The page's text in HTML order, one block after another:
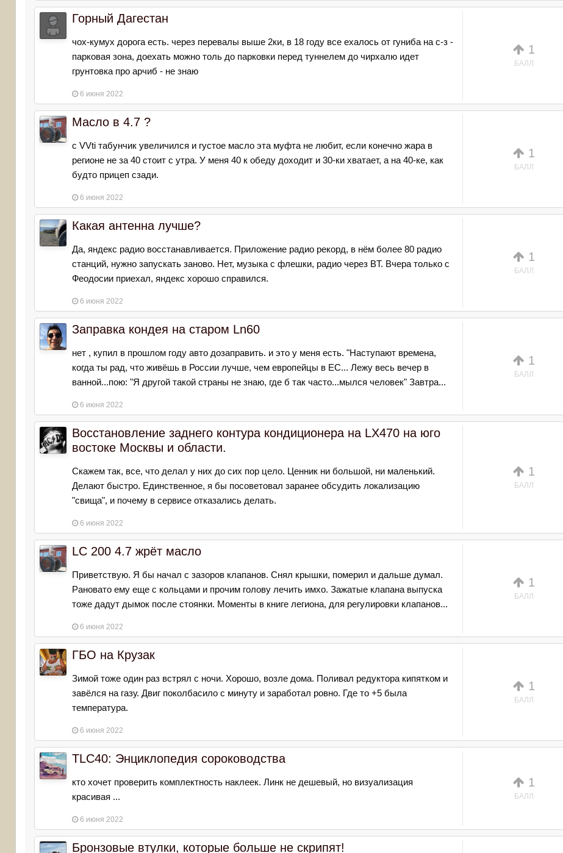
1
БАЛЛ
Горный Дагестан
чох-кумух дорога есть. через перевалы выше 2ки, в 18 году все ехалось от гуниба на с-з -
парковая зона, доехать можно толь до парковки перед туннелем до чирхалю идет
грунтовка про арчиб - не знаю
6 июня 2022
1
БАЛЛ
Масло в 4.7 ?
с VVti табунчик увеличился и густое масло эта муфта не любит, если конечно жара в
регионе не за 40 стоит с утра. У меня 40 к обеду доходит и 30-ки хватает, а на 40-ке, как
будто прицеп сзади.
6 июня 2022
1
БАЛЛ
Какая антенна лучше?
Да, яндекс радио восстанавливается. Приложение радио рекорд, в нём более 80 радио
станций, нужно запускать заново. Нет, музыка с флешки, радио через BT. Вчера только с
Феодосии приехал, яндекс хорошо справился.
6 июня 2022
1
БАЛЛ
Заправка кондея на старом Ln60
нет , купил в прошлом году авто дозаправить. и это у меня есть. "Наступают времена,
когда ты рад, что живёшь в России лучше, чем европейцы в ЕС... Лежу весь вечер в
ванной...пою: "Я другой такой страны не знаю, где б так часто...мылся человек" Завтра...
6 июня 2022
1
БАЛЛ
Восстановление заднего контура кондиционера на LX470 на юго
востоке Москвы и области.
Скажем так, все, что делал у них до сих пор цело. Ценник ни большой, ни маленький.
Делают быстро. Единственное, я бы посоветовал заранее обсудить локализацию
"свища", и почему в сервисе отказались делать.
6 июня 2022
1
БАЛЛ
LC 200 4.7 жрёт масло
Приветствую. Я бы начал с зазоров клапанов. Снял крышки, померил и дальше думал.
Рановато ему еще с кольцами и прочим голову лечить имхо. Зажатые клапана выпуска
тоже дадут дымок после стоянки. Моменты в книге легиона, для регулировки клапанов...
6 июня 2022
1
БАЛЛ
ГБО на Крузак
Зимой тоже один раз встрял с ночи. Хорошо, возле дома. Поливал редуктора кипятком и
завёлся на газу. Двиг поколбасило с минуту и заработал ровно. Где то +5 была
температура.
6 июня 2022
1
БАЛЛ
TLC40: Энциклопедия сороководства
кто хочет проверить комплектность наклеек. Линк не дешевый, но визуализация
красивая ...
6 июня 2022
Бронзовые втулки, которые больше не скрипят!